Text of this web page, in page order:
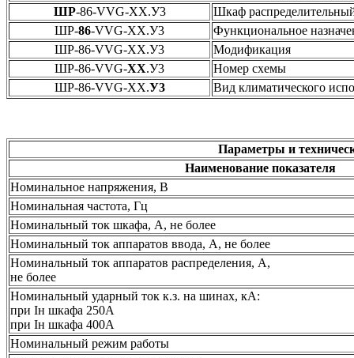
ШР-86-VVG-ХХ.У3
Шкаф
ШР-86-VVG-ХХ.У3
Функциональное
ШР-86-VVG-ХХ.У3
Модификация
ШР-86-VVG-ХХ.У3
Номер схемы
ШР-86-VVG-ХХ.У3 Вид климатического
Параметры и
Наименование показателя
Номинальное напряжения, В
Номинальная частота, Гц
Номинальный ток шкафа, А, не более
Номинальный ток аппаратов ввода, А, не более
Номинальный ток аппаратов распределения, А,
не более
Номинальный ударный ток к.з. на шинах, кА:
при Iн шкафа 250А
при Iн шкафа 400А
Номинальный режим работы